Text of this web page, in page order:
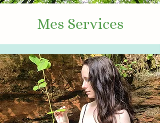
Mes Services